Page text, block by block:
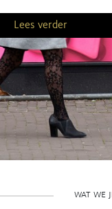
Lees verder
wat we